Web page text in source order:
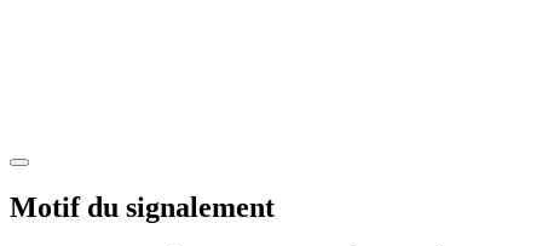
Motif du signalement